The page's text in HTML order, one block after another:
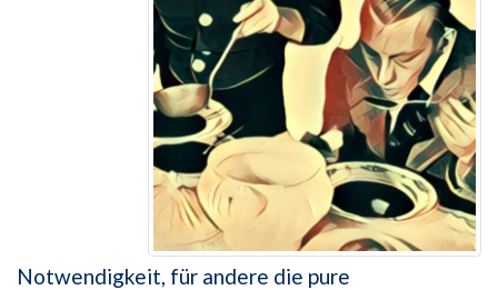
Notwendigkeit, für andere die pure